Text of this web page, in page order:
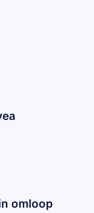
omloop